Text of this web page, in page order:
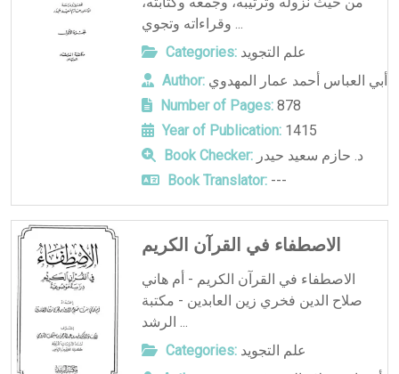
وقراءاته وتجوي ...
Categories: علم التجويد
Author: أبي العباس أحمد عمار المهدوي
Number of Pages:878
Year of Publication:1415
Book Checker: د. حازم سعيد حيدر
Book Translator:---
الاصطفاء في القرآن الكريم
الاصطفاء في القرآن الكريم - أم هاني
صلاح الدين فخري زين العابدين - مكتبة
الرشد ...
Categories: علم التجويد